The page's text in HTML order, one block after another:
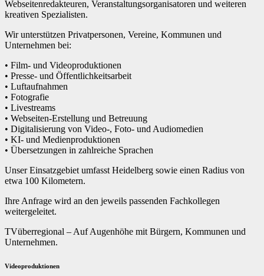
Webseitenredakteuren, Veranstaltungsorganisatoren und weiteren
kreativen Spezialisten.
Wir unterstützen Privatpersonen, Vereine, Kommunen und
Unternehmen bei:
• Film- und Videoproduktionen
• Presse- und Öffentlichkeitsarbeit
• Luftaufnahmen
• Fotografie
• Livestreams
• Webseiten-Erstellung und Betreuung
• Digitalisierung von Video-, Foto- und Audiomedien
• KI- und Medienproduktionen
• Übersetzungen in zahlreiche Sprachen
Unser Einsatzgebiet umfasst Heidelberg sowie einen Radius von
etwa 100 Kilometern.
Ihre Anfrage wird an den jeweils passenden Fachkollegen
weitergeleitet.
TVüberregional – Auf Augenhöhe mit Bürgern, Kommunen und
Unternehmen.
Videoproduktionen